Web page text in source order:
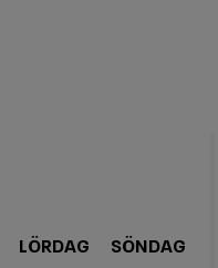
LÖRDAG SÖNDAG